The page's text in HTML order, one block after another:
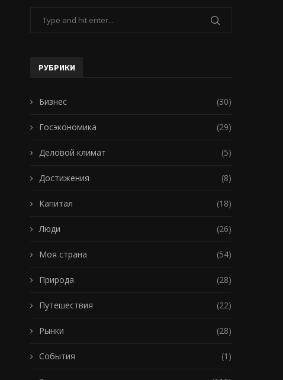
РУБРИКИ
Бизнес (30)
Госэкономика (29)
Деловой климат (5)
Достижения (8)
Капитал (18)
Люди (26)
Моя страна (54)
Природа (28)
Путешествия (22)
Рынки (28)
События (1)